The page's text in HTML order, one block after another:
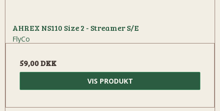
AHREX NS110 Size 2 - Streamer S/E
FlyCo
59,00 DKK
VIS PRODUKT